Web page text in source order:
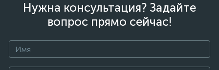
Нужна консультация? Задайте
вопрос прямо сейчас!